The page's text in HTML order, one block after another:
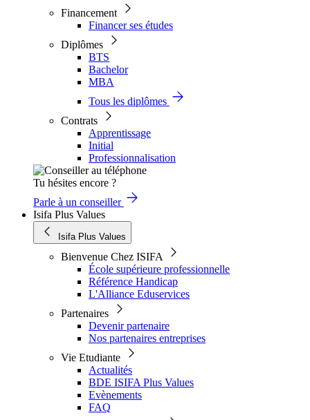
Financement
Financer ses études
Diplômes
BTS
Bachelor
MBA
Tous les diplômes
Contrats
Apprentissage
Initial
Professionnalisation
Tu hésites encore ?
Parle à un conseiller
Isifa Plus Values
Isifa Plus Values
Bienvenue Chez ISIFA
École supérieure professionnelle
Référence Handicap
L'Alliance Eduservices
Partenaires
Devenir partenaire
Nos partenaires entreprises
Vie Etudiante
Actualités
BDE ISIFA Plus Values
Evènements
FAQ